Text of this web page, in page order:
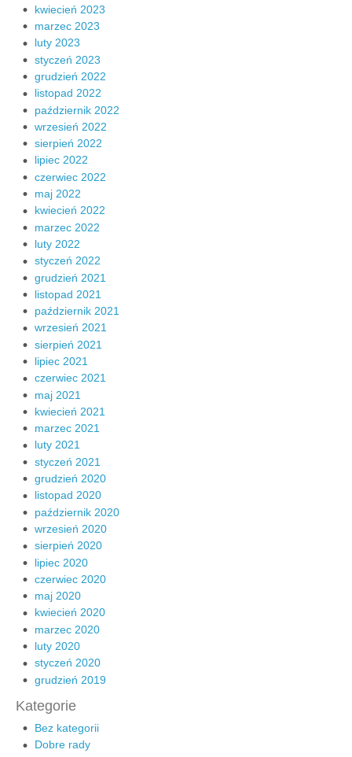
kwiecień 2023
marzec 2023
luty 2023
styczeń 2023
grudzień 2022
listopad 2022
październik 2022
wrzesień 2022
sierpień 2022
lipiec 2022
czerwiec 2022
maj 2022
kwiecień 2022
marzec 2022
luty 2022
styczeń 2022
grudzień 2021
listopad 2021
październik 2021
wrzesień 2021
sierpień 2021
lipiec 2021
czerwiec 2021
maj 2021
kwiecień 2021
marzec 2021
luty 2021
styczeń 2021
grudzień 2020
listopad 2020
październik 2020
wrzesień 2020
sierpień 2020
lipiec 2020
czerwiec 2020
maj 2020
kwiecień 2020
marzec 2020
luty 2020
styczeń 2020
grudzień 2019
Kategorie
Bez kategorii
Dobre rady